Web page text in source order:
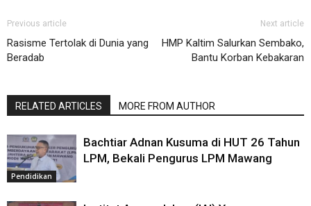
Previous article
Rasisme Tertolak di Dunia yang
Beradab
Next article
HMP Kaltim Salurkan Sembako,
Bantu Korban Kebakaran
RELATED ARTICLES MORE FROM AUTHOR
Pendidikan
Bachtiar Adnan Kusuma di HUT 26 Tahun
LPM, Bekali Pengurus LPM Mawang